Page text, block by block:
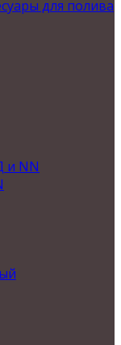
для полива
и NN